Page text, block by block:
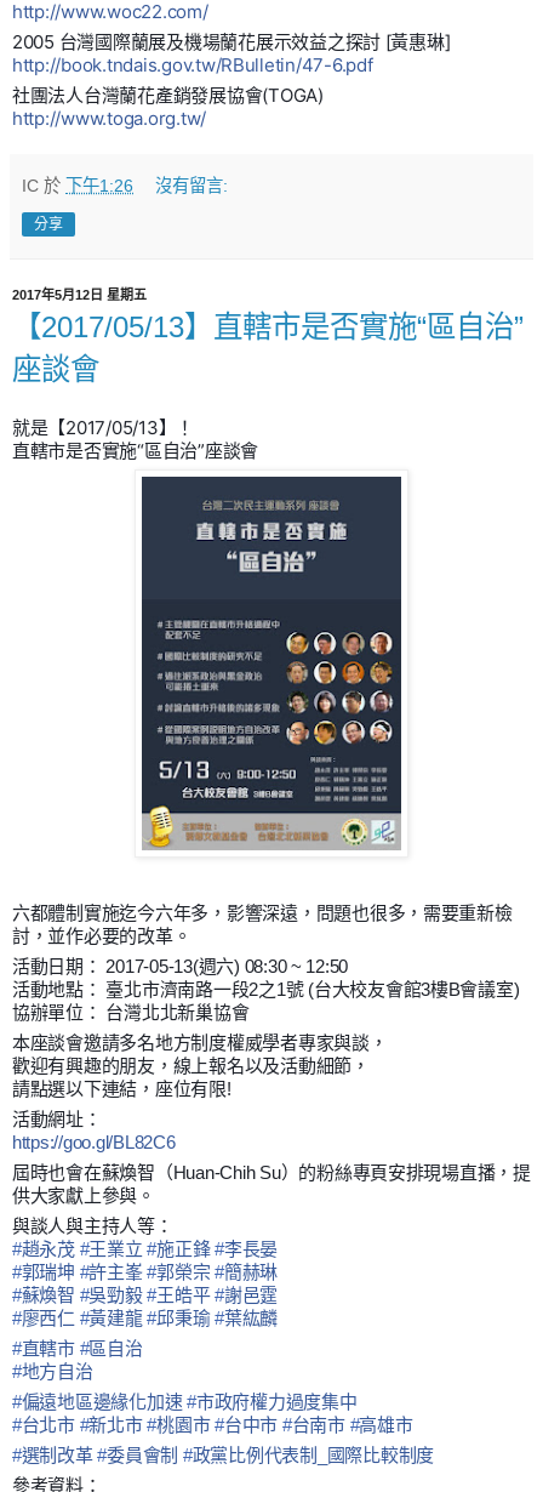
http://www.woc22.com/
2005 台灣國際蘭展及機場蘭花展示效益之探討 [黃惠琳]
http://book.tndais.gov.tw/RBulletin/47-6.pdf
社團法人台灣蘭花產銷發展協會(TOGA)
http://www.toga.org.tw/
IC 於 下午1:26 沒有留言:
分享
2017年5月12日 星期五
【2017/05/13】直轄市是否實施“區自治”
座談會
就是【2017/05/13】！
直轄市是否實施“區自治”座談會
六都體制實施迄今六年多，影響深遠，問題也很多，需要重新檢
討，並作必要的改革。
活動日期： 2017-05-13(週六) 08:30 ~ 12:50
活動地點： 臺北市濟南路一段2之1號 (台大校友會館3樓B會議室)
協辦單位： 台灣北北新巢協會
本座談會邀請多名地方制度權威學者專家與談，
歡迎有興趣的朋友，線上報名以及活動細節，
請點選以下連結，座位有限!
活動網址：
https://goo.gl/BL82C6
屆時也會在蘇煥智（Huan-Chih Su）的粉絲專頁安排現場直播，提
供大家獻上參與。
與談人與主持人等：
#趙永茂 #王業立 #施正鋒 #李長晏
#郭瑞坤 #許主峯 #郭榮宗 #簡赫琳
#蘇煥智 #吳勁毅 #王皓平 #謝邑霆
#廖西仁 #黃建龍 #邱秉瑜 #葉紘麟
#直轄市 #區自治
#地方自治
#偏遠地區邊緣化加速 #市政府權力過度集中
#台北市 #新北市 #桃園市 #台中市 #台南市 #高雄市
#選制改革 #委員會制 #政黨比例代表制_國際比較制度
參考資料：